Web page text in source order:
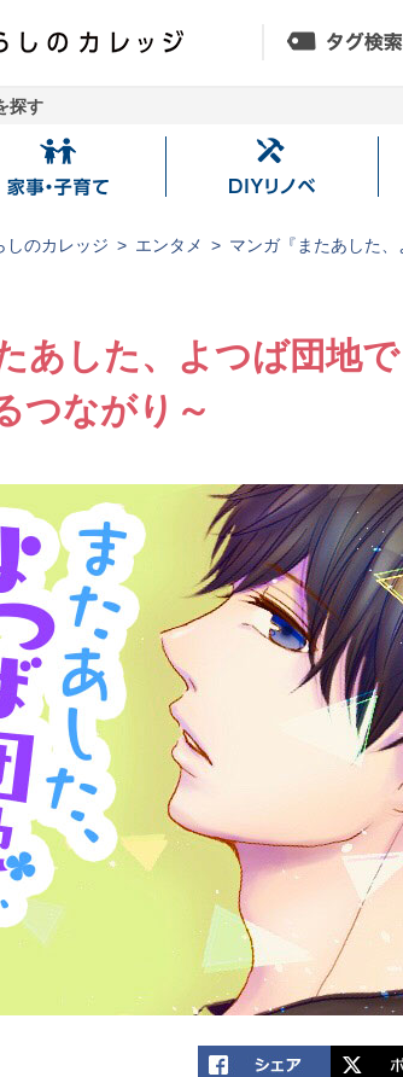
探す
家
子
DIY
ノ
しのカレッジ エンタメ マンガ『またあした
あした、よつば団地で
ながり～